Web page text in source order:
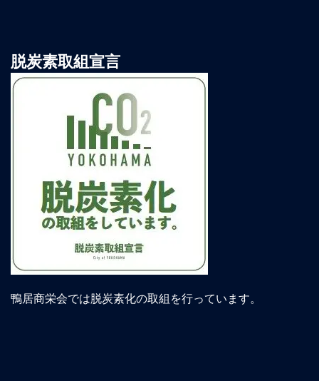
脱炭素取組宣言
鴨居商栄会では脱炭素化の取組を行っています。